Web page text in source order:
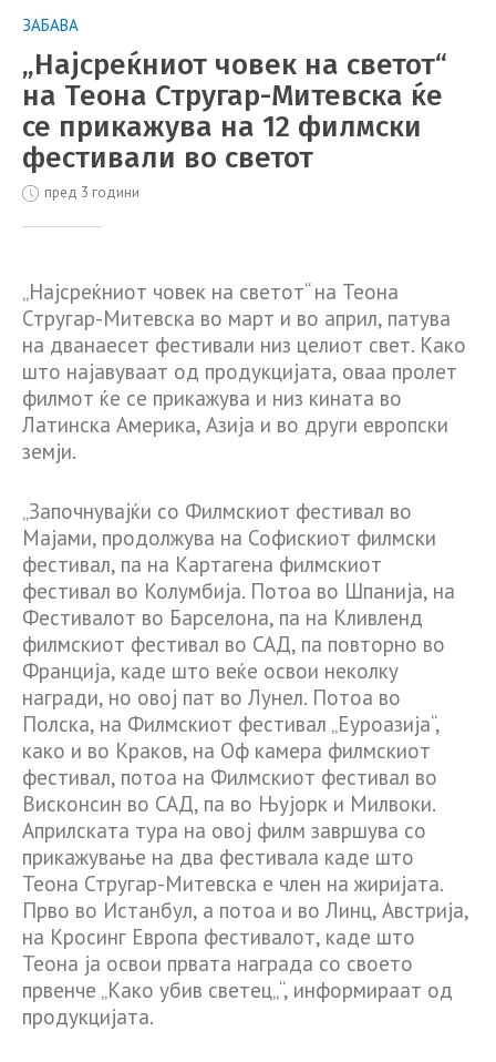
ЗАБАВА
„Најсреќниот човек на светот“
на Теона Стругар-Митевска ќе
се прикажува на 12 филмски
фестивали во светот
пред 3 години
„Најсреќниот човек на светот“ на Теона
Стругар-Митевска во март и во април, патува
на дванаесет фестивали низ целиот свет. Како
што најавуваат од продукцијата, оваа пролет
филмот ќе се прикажува и низ кината во
Латинска Америка, Азија и во други европски
земји.
„Започнувајќи со Филмскиот фестивал во
Мајами, продолжува на Софискиот филмски
фестивал, па на Картагена филмскиот
фестивал во Колумбија. Потоа во Шпанија, на
Фестивалот во Барселона, па на Кливленд
филмскиот фестивал во САД, па повторно во
Франција, каде што веќе освои неколку
награди, но овој пат во Лунел. Потоа во
Полска, на Филмскиот фестивал „Еуроазија“,
како и во Краков, на Оф камера филмскиот
фестивал, потоа на Филмскиот фестивал во
Висконсин во САД, па во Њујорк и Милвоки.
Априлската тура на овој филм завршува со
прикажување на два фестивала каде што
Теона Стругар-Митевска е член на жиријата.
Прво во Истанбул, а потоа и во Линц, Австрија,
на Кросинг Европа фестивалот, каде што
Теона ја освои првата награда со своето
првенче „Како убив светец„“, информираат од
продукцијата.